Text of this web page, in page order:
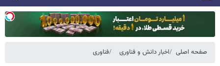
صفحه اصلی اخبار دانش و فناوری فناوری